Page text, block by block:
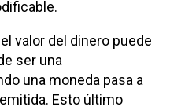
valor del dinero puede
ser una
una moneda pasa a
Esto último